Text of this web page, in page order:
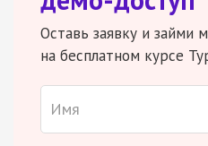
Оставь заявку и займи
на бесплатном курсе